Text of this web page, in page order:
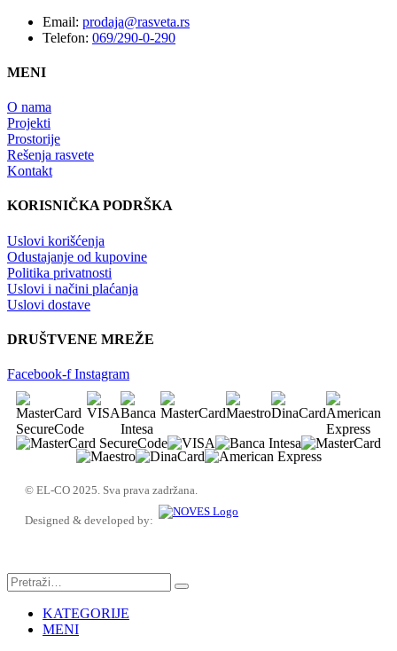
Email: prodaja@rasveta.rs
Telefon: 069/290-0-290
MENI
O nama
Projekti
Prostorije
Rešenja rasvete
Kontakt
KORISNIČKA PODRŠKA
Uslovi korišćenja
Odustajanje od kupovine
Politika privatnosti
Uslovi i načini plaćanja
Uslovi dostave
DRUŠTVENE MREŽE
Facebook-f Instagram
© EL-CO 2025. Sva prava zadržana.
Designed & developed by:
KATEGORIJE
MENI